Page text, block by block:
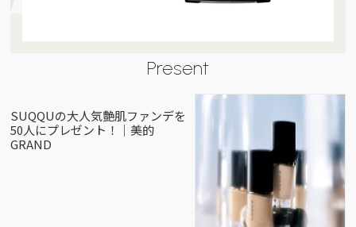
Present
SUQQUの大人気艶肌ファンデを
50人にプレゼント！｜美的
GRAND